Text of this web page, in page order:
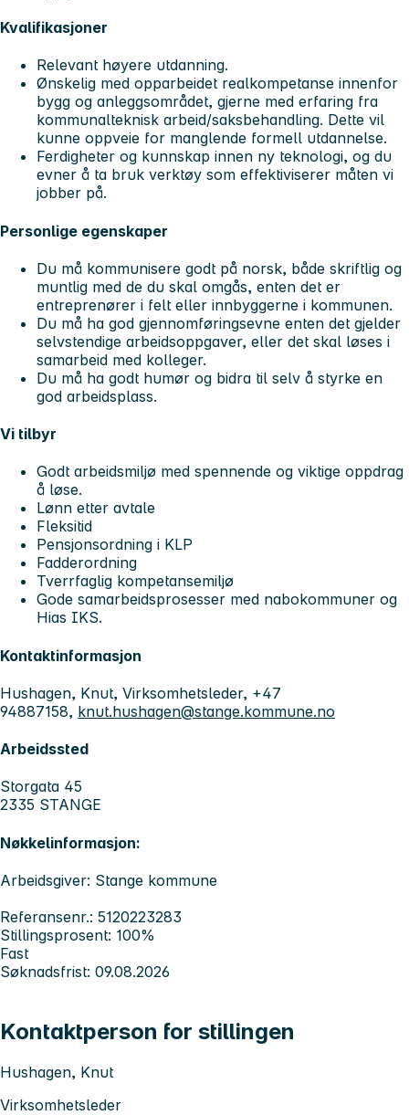
Kvalifikasjoner
Relevant høyere utdanning.
Ønskelig med opparbeidet realkompetanse innenfor
bygg og anleggsområdet, gjerne med erfaring fra
kommunalteknisk arbeid/saksbehandling. Dette vil
kunne oppveie for manglende formell utdannelse.
Ferdigheter og kunnskap innen ny teknologi, og du
evner å ta bruk verktøy som effektiviserer måten vi
jobber på.
Personlige egenskaper
Du må kommunisere godt på norsk, både skriftlig og
muntlig med de du skal omgås, enten det er
entreprenører i felt eller innbyggerne i kommunen.
Du må ha god gjennomføringsevne enten det gjelder
selvstendige arbeidsoppgaver, eller det skal løses i
samarbeid med kolleger.
Du må ha godt humør og bidra til selv å styrke en
god arbeidsplass.
Vi tilbyr
Godt arbeidsmiljø med spennende og viktige oppdrag
å løse.
Lønn etter avtale
Fleksitid
Pensjonsordning i KLP
Fadderordning
Tverrfaglig kompetansemiljø
Gode samarbeidsprosesser med nabokommuner og
Hias IKS.
Kontaktinformasjon
Hushagen, Knut, Virksomhetsleder, +47
94887158, knut.hushagen@stange.kommune.no
Arbeidssted
Storgata 45
2335 STANGE
Nøkkelinformasjon:
Arbeidsgiver: Stange kommune
Referansenr.: 5120223283
Stillingsprosent: 100%
Fast
Søknadsfrist: 09.08.2026
Kontaktperson for stillingen
Hushagen, Knut
Virksomhetsleder